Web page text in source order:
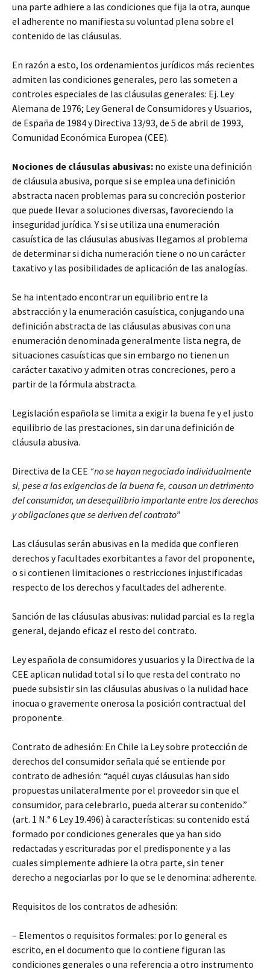
una parte adhiere a las condiciones que fija la otra, aunque
el adherente no manifiesta su voluntad plena sobre el
contenido de las cláusulas.
En razón a esto, los ordenamientos jurídicos más recientes
admiten las condiciones generales, pero las someten a
controles especiales de las cláusulas generales: Ej. Ley
Alemana de 1976; Ley General de Consumidores y Usuarios,
de España de 1984 y Directiva 13/93, de 5 de abril de 1993,
Comunidad Económica Europea (CEE).
Nociones de cláusulas abusivas: no existe una definición
de cláusula abusiva, porque si se emplea una definición
abstracta nacen problemas para su concreción posterior
que puede llevar a soluciones diversas, favoreciendo la
inseguridad jurídica. Y si se utiliza una enumeración
casuística de las cláusulas abusivas llegamos al problema
de determinar si dicha numeración tiene o no un carácter
taxativo y las posibilidades de aplicación de las analogías.
Se ha intentado encontrar un equilibrio entre la
abstracción y la enumeración casuística, conjugando una
definición abstracta de las cláusulas abusivas con una
enumeración denominada generalmente lista negra, de
situaciones casuísticas que sin embargo no tienen un
carácter taxativo y admiten otras concreciones, pero a
partir de la fórmula abstracta.
Legislación española se limita a exigir la buena fe y el justo
equilibrio de las prestaciones, sin dar una definición de
cláusula abusiva.
Directiva de la CEE “no se hayan negociado individualmente
si, pese a las exigencias de la buena fe, causan un detrimento
del consumidor, un desequilibrio importante entre los derechos
y obligaciones que se deriven del contrato”
Las cláusulas serán abusivas en la medida que confieren
derechos y facultades exorbitantes a favor del proponente,
o si contienen limitaciones o restricciones injustificadas
respecto de los derechos y facultades del adherente.
Sanción de las cláusulas abusivas: nulidad parcial es la regla
general, dejando eficaz el resto del contrato.
Ley española de consumidores y usuarios y la Directiva de la
CEE aplican nulidad total si lo que resta del contrato no
puede subsistir sin las cláusulas abusivas o la nulidad hace
inocua o gravemente onerosa la posición contractual del
proponente.
Contrato de adhesión: En Chile la Ley sobre protección de
derechos del consumidor señala qué se entiende por
contrato de adhesión: “aquél cuyas cláusulas han sido
propuestas unilateralmente por el proveedor sin que el
consumidor, para celebrarlo, pueda alterar su contenido.”
(art. 1 N.° 6 Ley 19.496) à características: su contenido está
formado por condiciones generales que ya han sido
redactadas y escrituradas por el predisponente y a las
cuales simplemente adhiere la otra parte, sin tener
derecho a negociarlas por lo que se le denomina: adherente.
Requisitos de los contratos de adhesión:
– Elementos o requisitos formales: por lo general es
escrito, en el documento que lo contiene figuran las
condiciones generales o una referencia a otro instrumento